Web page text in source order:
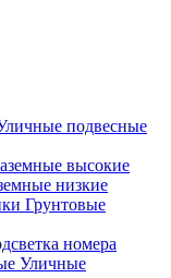
подвесные
высокие
низкие
Грунтовые
номера
Уличные